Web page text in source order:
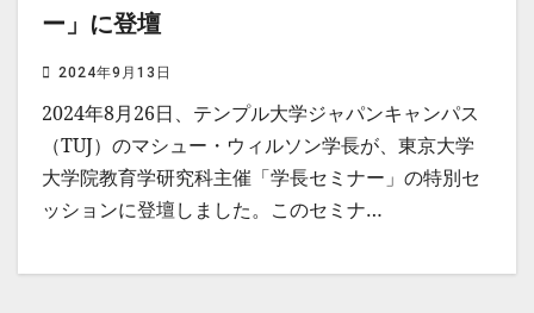
ー」に登壇
2024年9月13日
2024年8月26日、テンプル大学ジャパンキャンパス
（TUJ）のマシュー・ウィルソン学長が、東京大学
大学院教育学研究科主催「学長セミナー」の特別セ
ッションに登壇しました。このセミナ…